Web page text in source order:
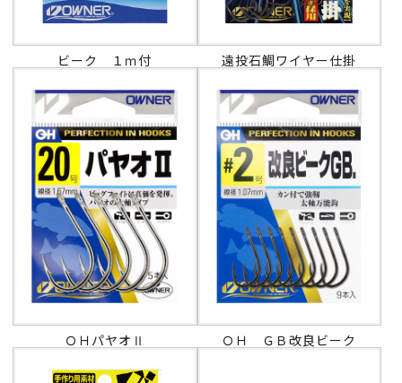
ビーク １ｍ付 遠投石鯛ワイヤー仕掛
ＯＨパヤオⅡ ＯＨ ＧＢ改良ビーク